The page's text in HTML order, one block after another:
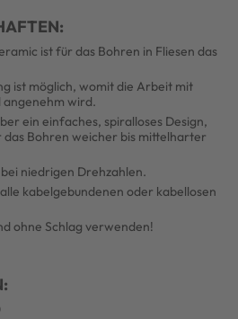
ist für das Bohren in Fliesen das
ist möglich, womit die Arbeit mit
angenehm wird.
ein einfaches, spiralloses Design,
Bohren weicher bis mittelharter
niedrigen Drehzahlen.
kabelgebundenen oder kabellosen
ohne Schlag verwenden!